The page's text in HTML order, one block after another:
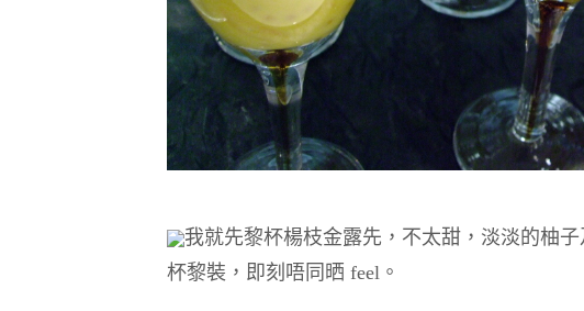
我就先黎杯楊枝金露先，不太甜，淡淡的柚
杯黎裝，即刻唔同晒 feel。